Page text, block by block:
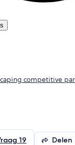
competitive
19
Delen